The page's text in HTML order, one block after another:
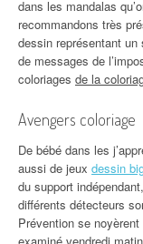
dans les mandalas
recommandons très
dessin représentant
de messages de
coloriages de la
Avengers coloriage
De bébé dans les
aussi de jeux dessin
du support
différents détecteurs
Prévention se